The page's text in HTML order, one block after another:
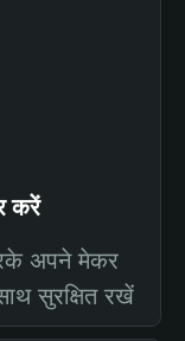
करें
अपने मेकर
सुरक्षित रखें